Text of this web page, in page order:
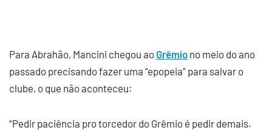
Para Abrahão, Mancini chegou ao Grêmio no meio do ano
passado precisando fazer uma “epopeia” para salvar o
clube, o que não aconteceu:
“Pedir paciência pro torcedor do Grêmio é pedir demais.